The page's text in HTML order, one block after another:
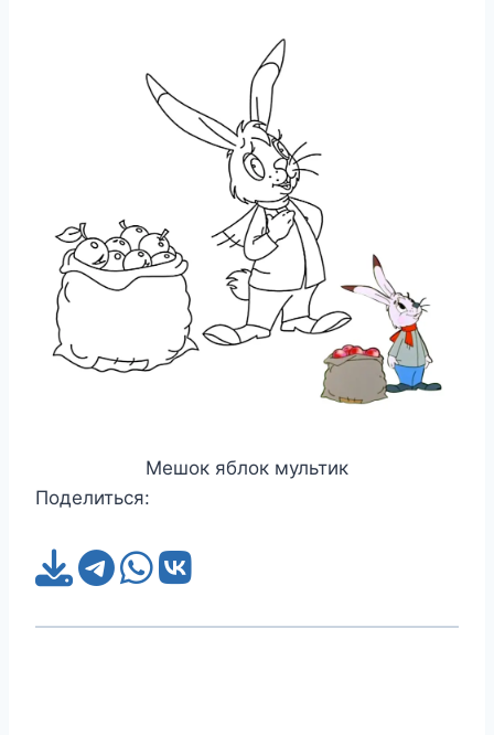
Мешок яблок мультик
Поделиться: